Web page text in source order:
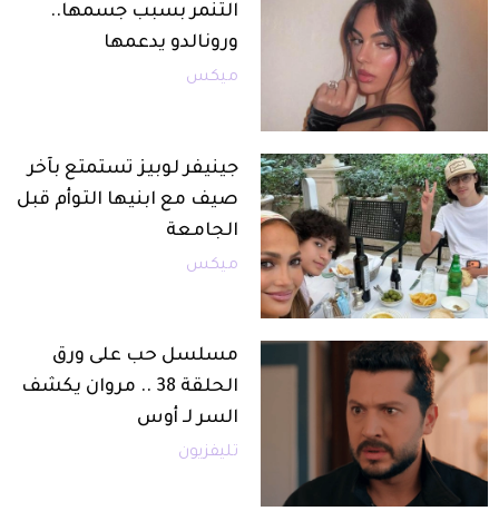
التنمر بسبب جسمها..
ورونالدو يدعمها
ميكس
جينيفر لوبيز تستمتع بآخر
صيف مع ابنيها التوأم قبل
الجامعة
ميكس
مسلسل حب على ورق
الحلقة 38 .. مروان يكشف
السر لـ أوس
تليفزيون